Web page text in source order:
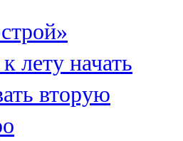
лету начать
вторую